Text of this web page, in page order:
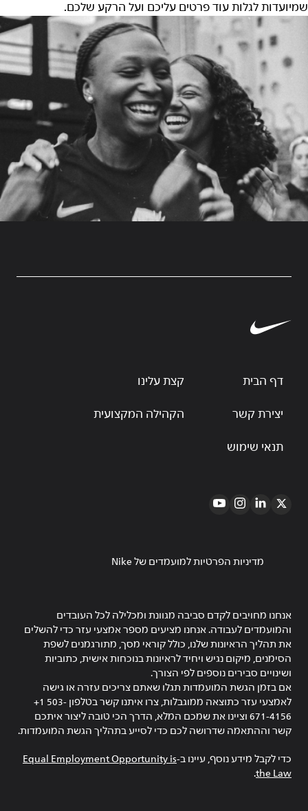
שמיועדות לגלות עוד פרטים עליכם ועל הרקע שלכם.
דף הבית קצת עלינו
יצירת קשר הקהילה המקצועית
תנאי שימוש
מדיניות הפרטיות למועמדים של Nike
אנחנו מחויבים לקדם סביבה מגוונת ומכלילה לכל העובדים
והמועמדים לעבודה. אנחנו מציעים מספר אמצעי עזר כדי להשלים
את תהליך הראיונות שלנו, כולל קוראי מסך, מתורגמנים לשפת
הסימנים, מיקום נגיש ויחיד לראיונות בנוכחות אישית, כתוביות
ושינויים סבירים נוספים לפי הצורך.
אם בזמן הגשת המועמדות תגלו שאתם צריכים עזרה או גישה
לאמצעי עזר כתוצאה ממוגבלות, צרו איתנו קשר בטלפון ‎+1 503-
671-4156 וציינו את שמכם המלא, הדרך הכי טובה ליצור איתכם
קשר וההתאמה שדרושה לכם כדי לסייע בתהליך הגשת המועמדות.
כדי לקבל מידע נוסף, עיינו ב-Equal Employment Opportunity is
the Law
.